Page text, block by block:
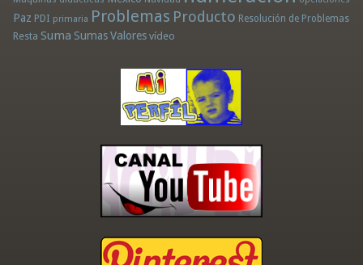
Paz PDI primaria Problemas Producto Resolución de Problemas
Resta Suma Sumas Valores vídeo